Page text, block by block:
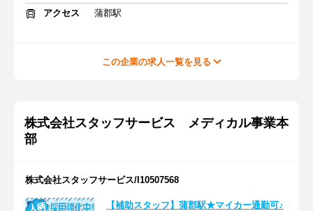
アクセス 蒲郡駅
この企業の求人一覧を見る
株式会社スタッフサービス メディカル事業本
部
株式会社スタッフサービス/I10507568
【補助スタッフ】蒲郡駅★マイカー通勤可♪